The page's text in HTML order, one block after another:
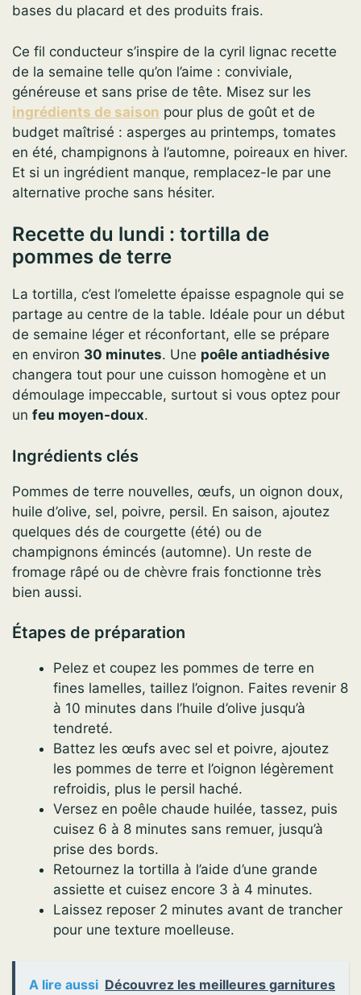
bases du placard et des produits frais.
Ce fil conducteur s’inspire de la cyril lignac recette
de la semaine telle qu’on l’aime : conviviale,
généreuse et sans prise de tête. Misez sur les
ingrédients de saison pour plus de goût et de
budget maîtrisé : asperges au printemps, tomates
en été, champignons à l’automne, poireaux en hiver.
Et si un ingrédient manque, remplacez-le par une
alternative proche sans hésiter.
Recette du lundi : tortilla de
pommes de terre
La tortilla, c’est l’omelette épaisse espagnole qui se
partage au centre de la table. Idéale pour un début
de semaine léger et réconfortant, elle se prépare
en environ 30 minutes. Une poêle antiadhésive
changera tout pour une cuisson homogène et un
démoulage impeccable, surtout si vous optez pour
un feu moyen-doux.
Ingrédients clés
Pommes de terre nouvelles, œufs, un oignon doux,
huile d’olive, sel, poivre, persil. En saison, ajoutez
quelques dés de courgette (été) ou de
champignons émincés (automne). Un reste de
fromage râpé ou de chèvre frais fonctionne très
bien aussi.
Étapes de préparation
Pelez et coupez les pommes de terre en
fines lamelles, taillez l’oignon. Faites revenir 8
à 10 minutes dans l’huile d’olive jusqu’à
tendreté.
Battez les œufs avec sel et poivre, ajoutez
les pommes de terre et l’oignon légèrement
refroidis, plus le persil haché.
Versez en poêle chaude huilée, tassez, puis
cuisez 6 à 8 minutes sans remuer, jusqu’à
prise des bords.
Retournez la tortilla à l’aide d’une grande
assiette et cuisez encore 3 à 4 minutes.
Laissez reposer 2 minutes avant de trancher
pour une texture moelleuse.
A lire aussi Découvrez les meilleures garnitures